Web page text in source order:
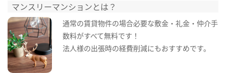
マンスリーマンションとは？
通常の賃貸物件の場合必要な敷金・礼金・仲介手
数料がすべて無料です！
法人様の出張時の経費削減にもおすすめです。